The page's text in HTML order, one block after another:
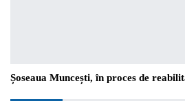
Șoseaua Muncești, în proces de